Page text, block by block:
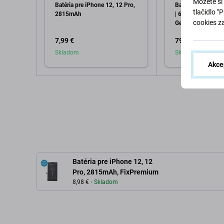
Batéria pre iPhone 12, 12 Pro,
2815mAh
7,99 €
Skladom
Pridať
Batéria pre
| 661-17920 |
Genuine Apple
79,98 €
Skladom
Batéria pre iPhone 12, 12
Pro, 2815mAh, FixPremium
8,98 € Skladom
Môžete
tlačidlo
cookies